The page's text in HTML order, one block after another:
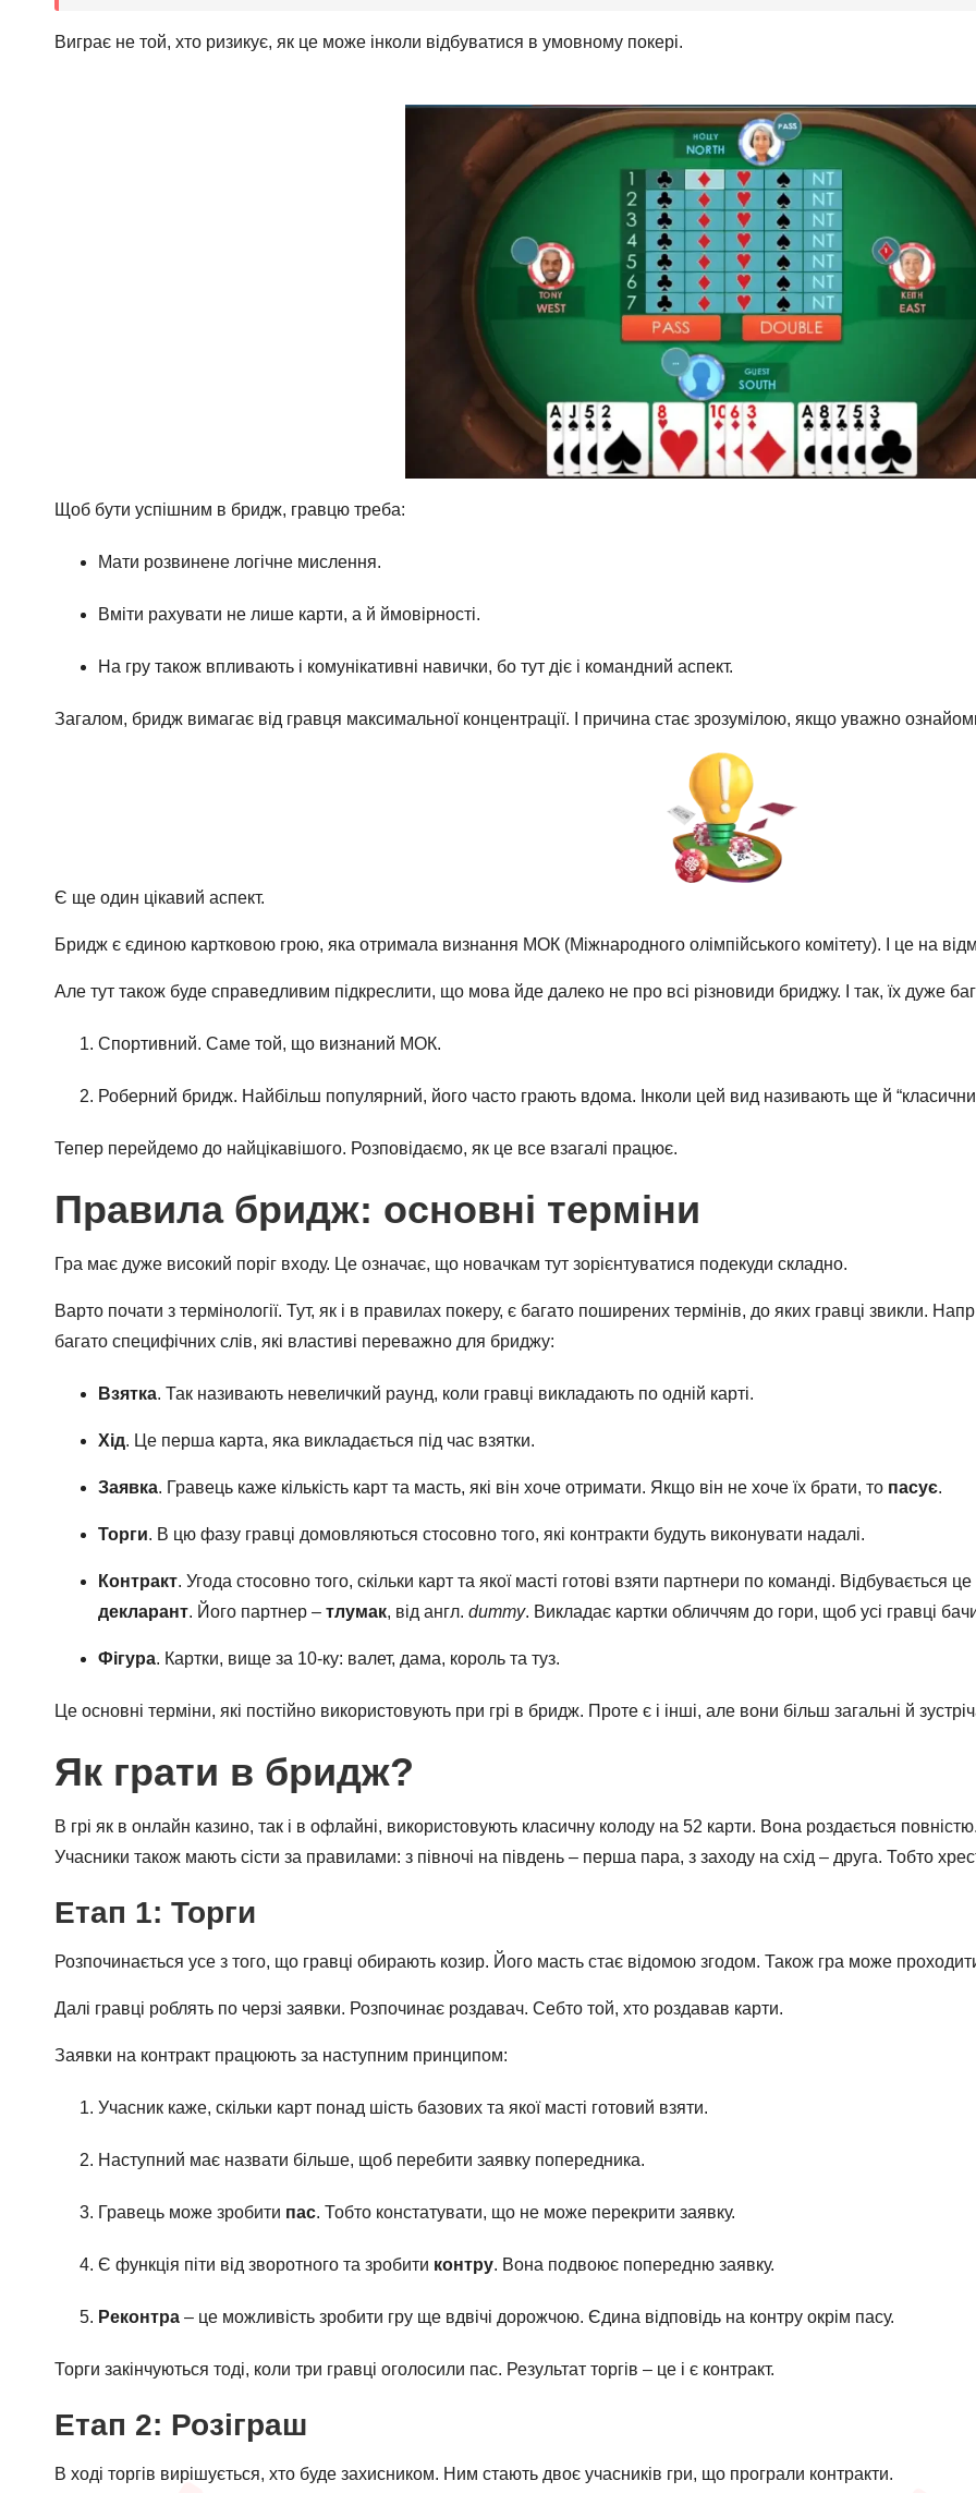
Виграє не той, хто ризикує, як це може інколи відбуватися в умовному покері.
Щоб бути успішним в бридж, гравцю треба:
Мати розвинене логічне мислення.
Вміти рахувати не лише карти, а й ймовірності.
На гру також впливають і комунікативні навички, бо тут діє і командний аспект.
Загалом, бридж вимагає від гравця максимальної концентрації. І причина стає зрозумілою, якщо уважно
Є ще один цікавий аспект.
Бридж є єдиною картковою грою, яка отримала визнання МОК (Міжнародного олімпійського комітету). І це на
Але тут також буде справедливим підкреслити, що мова йде далеко не про всі різновиди бриджу. І так, їх дуже
Спортивний. Саме той, що визнаний МОК.
Роберний бридж. Найбільш популярний, його часто грають вдома. Інколи цей вид називають ще й
Тепер перейдемо до найцікавішого. Розповідаємо, як це все взагалі працює.
Правила бридж: основні терміни
Гра має дуже високий поріг входу. Це означає, що новачкам тут зорієнтуватися подекуди складно.
Варто почати з термінології. Тут, як і в правилах покеру, є багато поширених термінів, до яких гравці звикли.
багато специфічних слів, які властиві переважно для бриджу:
Взятка. Так називають невеличкий раунд, коли гравці викладають по одній карті.
Хід. Це перша карта, яка викладається під час взятки.
Заявка. Гравець каже кількість карт та масть, які він хоче отримати. Якщо він не хоче їх брати, то пасує.
Торги. В цю фазу гравці домовляються стосовно того, які контракти будуть виконувати надалі.
Контракт. Угода стосовно того, скільки карт та якої масті готові взяти партнери по команді. Відбувається
декларант. Його партнер – тлумак, від англ. dummy. Викладає картки обличчям до гори, щоб усі гравці
Фігура. Картки, вище за 10-ку: валет, дама, король та туз.
Це основні терміни, які постійно використовують при грі в бридж. Проте є і інші, але вони більш загальні й
Як грати в бридж?
В грі як в онлайн казино, так і в офлайні, використовують класичну колоду на 52 карти. Вона роздається
Учасники також мають сісти за правилами: з півночі на південь – перша пара, з заходу на схід – друга. Тобто
Етап 1: Торги
Розпочинається усе з того, що гравці обирають козир. Його масть стає відомою згодом. Також гра може
Далі гравці роблять по черзі заявки. Розпочинає роздавач. Себто той, хто роздавав карти.
Заявки на контракт працюють за наступним принципом:
Учасник каже, скільки карт понад шість базових та якої масті готовий взяти.
Наступний має назвати більше, щоб перебити заявку попередника.
Гравець може зробити пас. Тобто констатувати, що не може перекрити заявку.
Є функція піти від зворотного та зробити контру. Вона подвоює попередню заявку.
Реконтра – це можливість зробити гру ще вдвічі дорожчою. Єдина відповідь на контру окрім пасу.
Торги закінчуються тоді, коли три гравці оголосили пас. Результат торгів – це і є контракт.
Етап 2: Розіграш
В ході торгів вирішується, хто буде захисником. Ним стають двоє учасників гри, що програли контракти.